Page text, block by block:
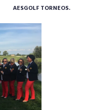
AESGOLF TORNEOS.